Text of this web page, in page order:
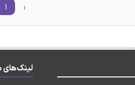
‹ ۱
لینک‌های